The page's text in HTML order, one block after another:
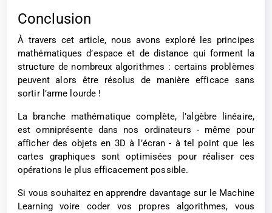
Conclusion
À travers cet article, nous avons exploré les principes
mathématiques d’espace et de distance qui forment la
structure de nombreux algorithmes : certains problèmes
peuvent alors être résolus de manière efficace sans
sortir l’arme lourde !
La branche mathématique complète, l’algèbre linéaire,
est omniprésente dans nos ordinateurs - même pour
afficher des objets en 3D à l’écran - à tel point que les
cartes graphiques sont optimisées pour réaliser ces
opérations le plus efficacement possible.
Si vous souhaitez en apprendre davantage sur le Machine
Learning voire coder vos propres algorithmes, vous